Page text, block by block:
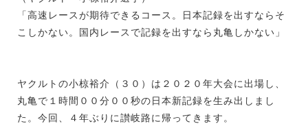
「高速レースが期待できるコース。日本記録を出すならそ
こしかない。国内レースで記録を出すなら丸亀しかない」
ヤクルトの小椋裕介（３０）は２０２０年大会に出場し、
丸亀で１時間００分００秒の日本新記録を生み出しまし
た。今回、４年ぶりに讃岐路に帰ってきます。